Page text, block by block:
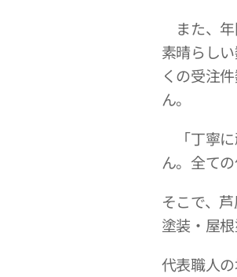
また、年
素晴らし
くの受注
ん。
「丁寧に
ん。全て
そこで、
塗装・屋
代表職人